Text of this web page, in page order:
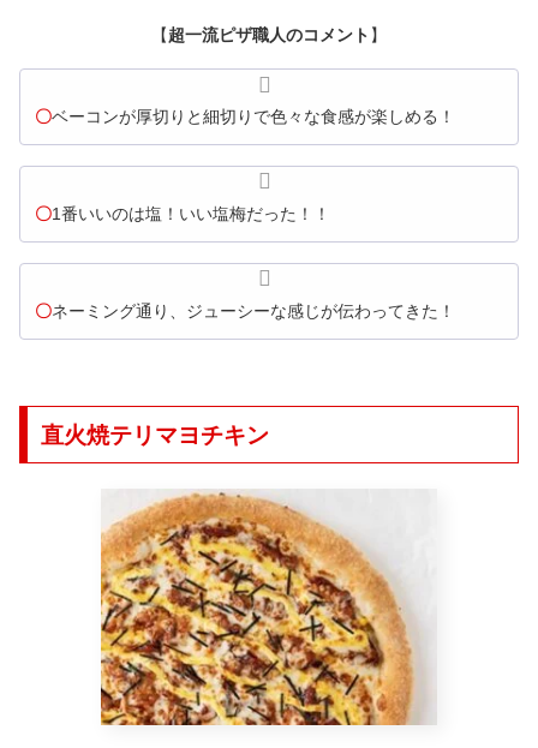
【超一流ピザ職人のコメント 】
〇ベーコンが厚切りと細切りで色々な食感が楽しめる！
〇1番いいのは塩！いい塩梅だった！！
〇ネーミング通り、ジューシーな感じが伝わってきた！
直火焼テリマヨチキン